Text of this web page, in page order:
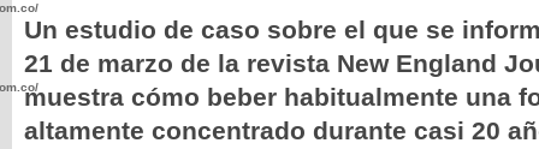
Un estudio de caso sobre el que se
21 de marzo de la revista New England
muestra cómo beber habitualmente una
altamente concentrado durante casi 20
wp-
wp-